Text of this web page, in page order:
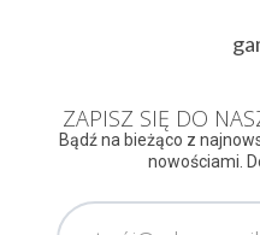
ZAPISZ SIĘ DO
Bądź na bieżąco z
nowościami.